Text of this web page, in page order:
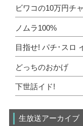
ビワコの10万円チ
ノムラ100%
目指せ! パチ･スロ
どっちのおかげ
下世話イド!
生放送アーカイブ